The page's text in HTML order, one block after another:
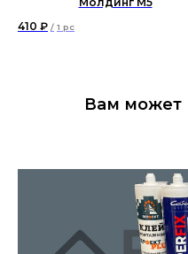
410 ₽ / 1 pc
Вам может